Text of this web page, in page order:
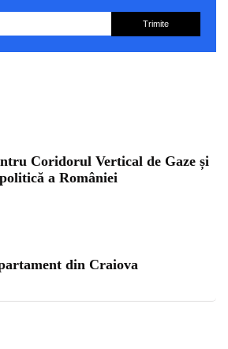
Trimite
Coridorul Vertical de Gaze și
a României
din Craiova